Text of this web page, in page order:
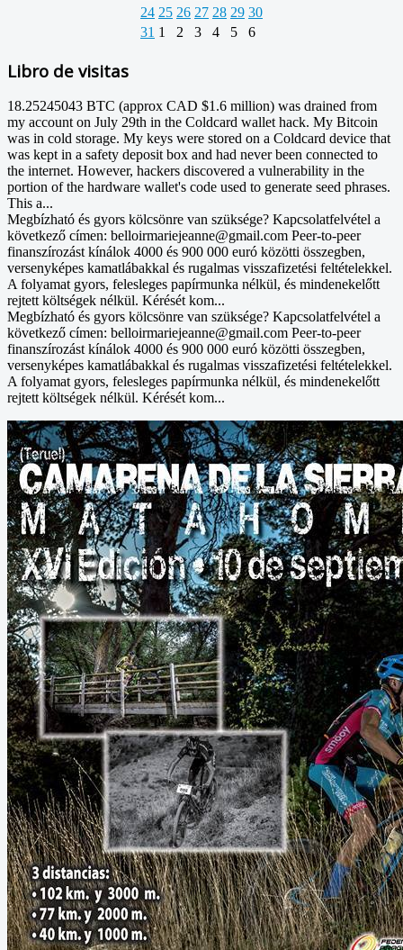
24 25 26 27 28 29 30
31 1 2 3 4 5 6
Libro de visitas
18.25245043 BTC (approx CAD $1.6 million) was drained from
my account on July 29th in the Coldcard wallet hack. My Bitcoin
was in cold storage. My keys were stored on a Coldcard device that
was kept in a safety deposit box and had never been connected to
the internet. However, hackers discovered a vulnerability in the
portion of the hardware wallet's code used to generate seed phrases.
This a...
Megbízható és gyors kölcsönre van szüksége? Kapcsolatfelvétel a
következő címen: belloirmariejeanne@gmail.com Peer-to-peer
finanszírozást kínálok 4000 és 900 000 euró közötti összegben,
versenyképes kamatlábakkal és rugalmas visszafizetési feltételekkel.
A folyamat gyors, felesleges papírmunka nélkül, és mindenekelőtt
rejtett költségek nélkül. Kérését kom...
Megbízható és gyors kölcsönre van szüksége? Kapcsolatfelvétel a
következő címen: belloirmariejeanne@gmail.com Peer-to-peer
finanszírozást kínálok 4000 és 900 000 euró közötti összegben,
versenyképes kamatlábakkal és rugalmas visszafizetési feltételekkel.
A folyamat gyors, felesleges papírmunka nélkül, és mindenekelőtt
rejtett költségek nélkül. Kérését kom...